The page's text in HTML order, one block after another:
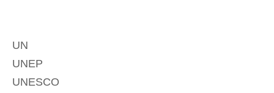
UN
UNEP
UNESCO